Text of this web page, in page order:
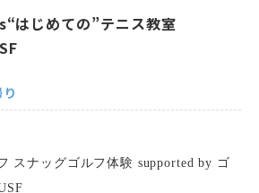
はじめての”テニス教室